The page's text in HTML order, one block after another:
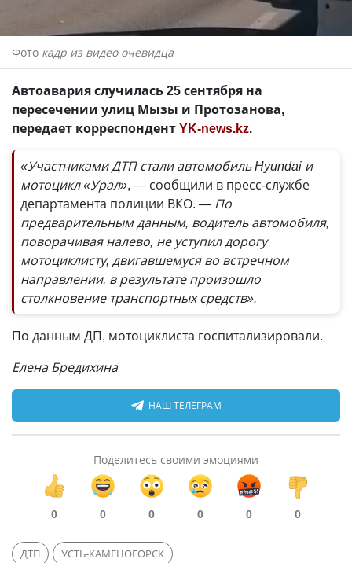
Фото кадр из видео очевидца
Автоавария случилась 25 сентября на
пересечении улиц Мызы и Протозанова,
передает корреспондентYK-news.kz.
«Участниками ДТП стали автомобиль Hyundai и
мотоцикл «Урал», — сообщили в пресс-службе
департамента полиции ВКО. — По
предварительным данным, водитель автомобиля,
поворачивая налево, не уступил дорогу
мотоциклисту, двигавшемуся во встречном
направлении, в результате произошло
столкновение транспортных средств».
По данным ДП, мотоциклиста госпитализировали.
Елена Бредихина
НАШ ТЕЛЕГРАМ
Поделитесь своими эмоциями
0 0 0 0 0 0
ДТП УСТЬ-КАМЕНОГОРСК